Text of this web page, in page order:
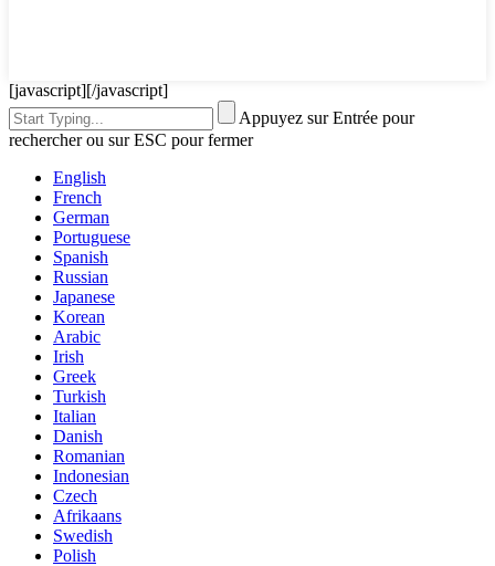
[javascript][/javascript]
Appuyez sur Entrée pour
rechercher ou sur ESC pour fermer
English
French
German
Portuguese
Spanish
Russian
Japanese
Korean
Arabic
Irish
Greek
Turkish
Italian
Danish
Romanian
Indonesian
Czech
Afrikaans
Swedish
Polish